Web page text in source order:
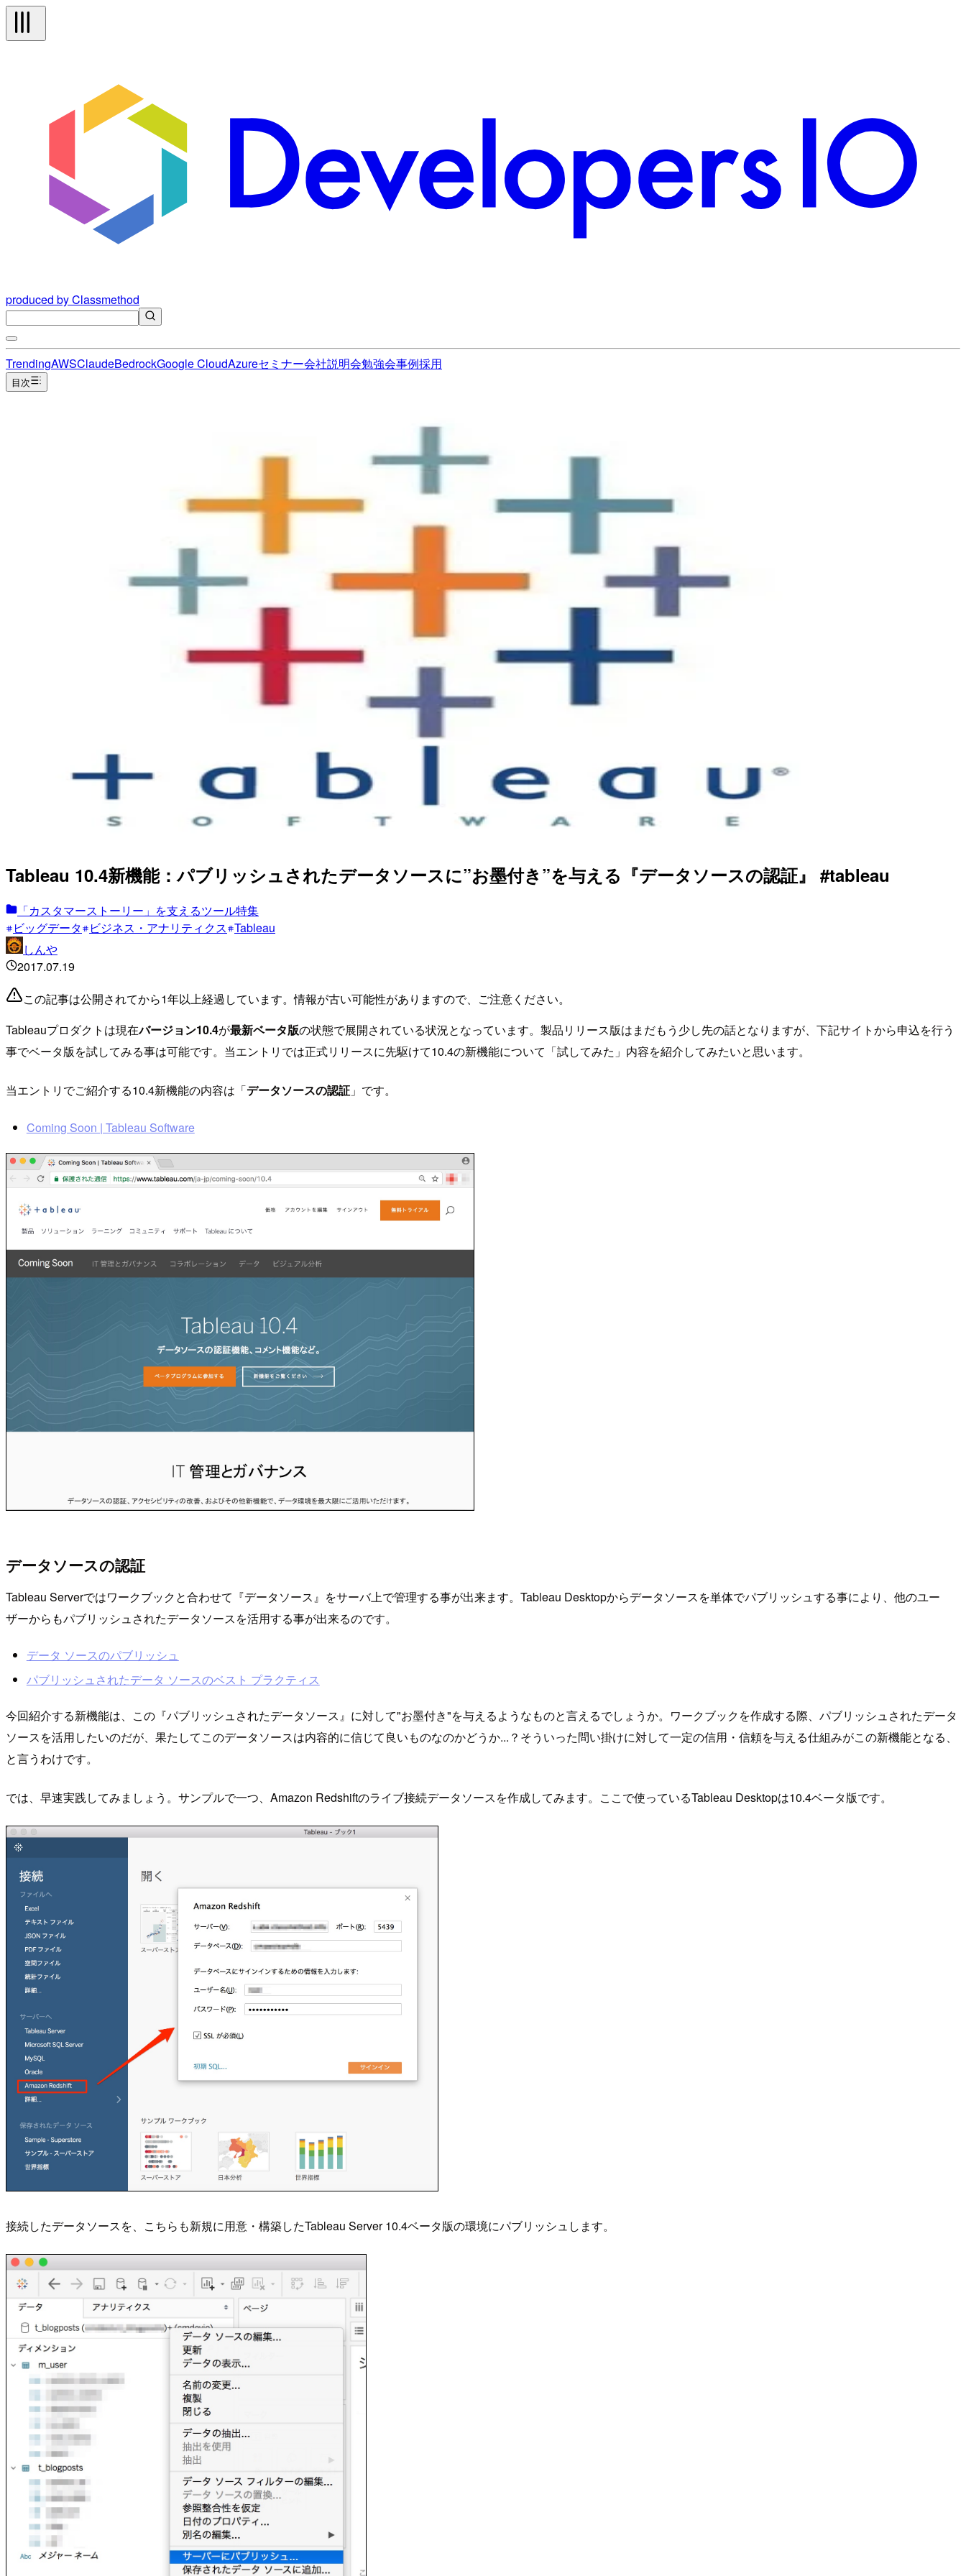
produced by Classmethod
TrendingAWSClaudeBedrockGoogle CloudAzureセミナー会社説明会勉強会事例採用
目次
Tableau 10.4新機能：パブリッシュされたデータソースに”お墨付き”を与える『データソースの認証』 #tableau
「カスタマーストーリー」を支えるツール特集
ビッグデータ
ビジネス・アナリティクス Tableau
しんや
2017.07.19
この記事は公開されてから1年以上経過しています。情報が古い可能性がありますので、ご注意ください。
Tableauプロダクトは現在バージョン10.4が最新ベータ版の状態で展開されている状況となっています。製品リリース版はまだもう少し先の話となりますが、下記サイトから申込を行う
事でベータ版を試してみる事は可能です。当エントリでは正式リリースに先駆けて10.4の新機能について「試してみた」内容を紹介してみたいと思います。
当エントリでご紹介する10.4新機能の内容は「データソースの認証 」です。
Coming Soon | Tableau Software
データソースの認証
Tableau Serverではワークブックと合わせて『データソース』をサーバ上で管理する事が出来ます。Tableau Desktopからデータソースを単体でパブリッシュする事により、他のユー
ザーからもパブリッシュされたデータソースを活用する事が出来るのです。
データ ソースのパブリッシュ
パブリッシュされたデータ ソースのベスト プラクティス
今回紹介する新機能は、この『パブリッシュされたデータソース』に対して"お墨付き"を与えるようなものと言えるでしょうか。ワークブックを作成する際、パブリッシュされたデータ
ソースを活用したいのだが、果たしてこのデータソースは内容的に信じて良いものなのかどうか...？そういった問い掛けに対して一定の信用・信頼を与える仕組みがこの新機能となる、
と言うわけです。
では、早速実践してみましょう。サンプルで一つ、Amazon Redshiftのライブ接続データソースを作成してみます。ここで使っているTableau Desktopは10.4ベータ版です。
接続したデータソースを、こちらも新規に用意・構築したTableau Server 10.4ベータ版の環境にパブリッシュします。